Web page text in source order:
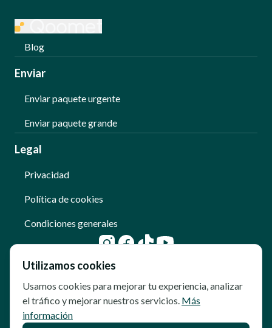
Blog
Enviar
Enviar paquete urgente
Enviar paquete grande
Legal
Privacidad
Política de cookies
Condiciones generales
Utilizamos cookies
Usamos cookies para mejorar tu experiencia, analizar
el tráfico y mejorar nuestros servicios. Más
información